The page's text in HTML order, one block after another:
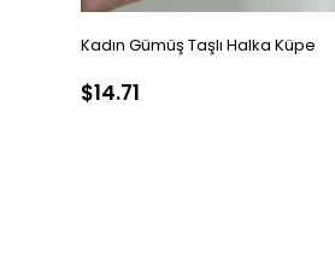
Kadın Gümüş Taşlı Halka Küpe
$14.71